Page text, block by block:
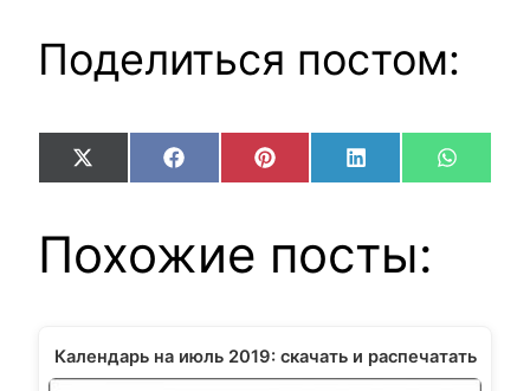
Поделиться постом:
Share
on
X
(Twitter)
Share
on
FacebookShare
on
Pinterest Share
on
LinkedIn Share
on
Похожие посты:
Календарь на июль 2019: скачать и распечатать